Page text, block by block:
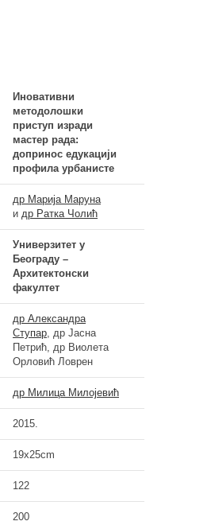
Иновативни
методолошки
приступ изради
мастер рада:
допринос едукацији
профила урбанисте
др Марија Маруна
и др Ратка Чолић
Универзитет у
Београду –
Архитектонски
факултет
др Александра
Ступар , др Јасна
Петрић, др Виолета
Орловић Ловрен
др Милица Милојевић
2015.
19x25cm
122
200